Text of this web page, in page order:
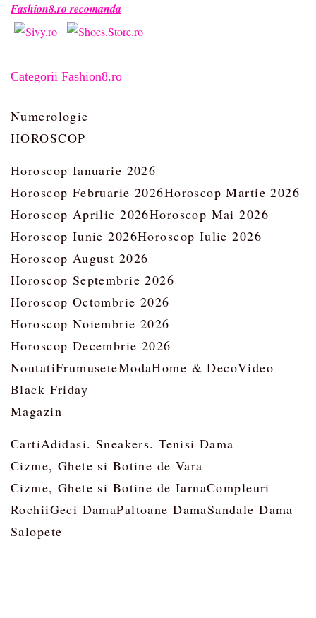
Fashion8.ro recomanda
Categorii Fashion8.ro
Numerologie
HOROSCOP
Horoscop Ianuarie 2026
Horoscop Februarie 2026Horoscop Martie 2026
Horoscop Aprilie 2026Horoscop Mai 2026
Horoscop Iunie 2026Horoscop Iulie 2026
Horoscop August 2026
Horoscop Septembrie 2026
Horoscop Octombrie 2026
Horoscop Noiembrie 2026
Horoscop Decembrie 2026
NoutatiFrumuseteModaHome & DecoVideo
Black Friday
Magazin
CartiAdidasi. Sneakers. Tenisi Dama
Cizme, Ghete si Botine de Vara
Cizme, Ghete si Botine de IarnaCompleuri
RochiiGeci DamaPaltoane DamaSandale Dama
Salopete